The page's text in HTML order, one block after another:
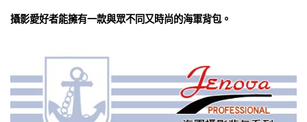
攝影愛好者能擁有一款與眾不同又時尚的海軍背包。